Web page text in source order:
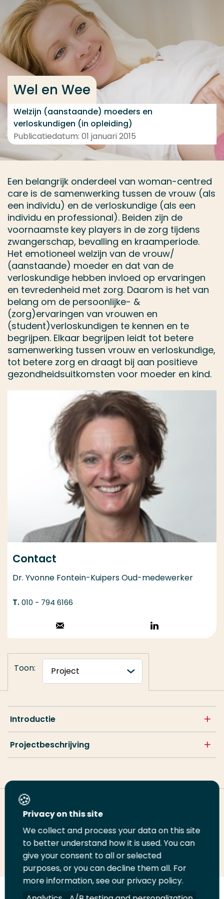
Ga direct naar de content
... > Project
Wel en Wee
Welzijn (aanstaande) moeders en
verloskundigen (in opleiding)
Publicatiedatum: 01 januari 2015
Een belangrijk onderdeel van woman-centred
care is de samenwerking tussen de vrouw (als
een individu) en de verloskundige (als een
individu en professional). Beiden zijn de
voornaamste key players in de zorg tijdens
zwangerschap, bevalling en kraamperiode.
Het emotioneel welzijn van de vrouw/
(aanstaande) moeder en dat van de
verloskundige hebben invloed op ervaringen
en tevredenheid met zorg. Daarom is het van
belang om de persoonlijke- &
(zorg)ervaringen van vrouwen en
(student)verloskundigen te kennen en te
begrijpen. Elkaar begrijpen leidt tot betere
samenwerking tussen vrouw en verloskundige,
tot betere zorg en draagt bij aan positieve
gezondheidsuitkomsten voor moeder en kind.
Contact
Dr. Yvonne Fontein-Kuipers Oud-medewerker
010 - 794 6166
Stuur een email
Volg op
LinkedIn
Toon:
Introductie
Projectbeschrijving
Deel deze pagina
Deel
LinkedIn
Deel
op
Twitter
Deel
op
Facebook
Email
deze
pagina
Print
deze
pagina
Veel gezocht
Opleiding
Contact
Privacy on this site
We collect and process your data on this site
to better understand how it is used. You can
give your consent to all or selected
purposes, or you can decline them all. For
more information, see our privacy policy.